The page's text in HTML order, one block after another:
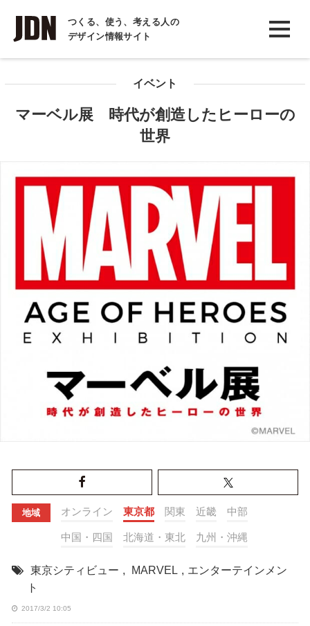
つくる、使う、考える人の
デザイン情報サイト
INTERVIEW
インタビュー
イベント
マーベル展 時代が創造したヒーローの
世界
地域 オンライン 東京都 関東 近畿 中部
中国・四国 北海道・東北 九州・沖縄
東京シティビュー , MARVEL , エンターテインメン
ト
2017/3/2 10:05